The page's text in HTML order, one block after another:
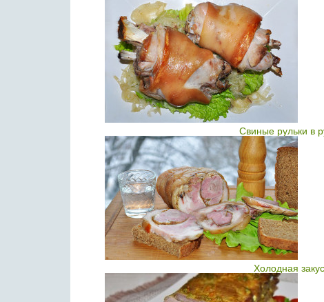
Свиные рульки в
Холодная